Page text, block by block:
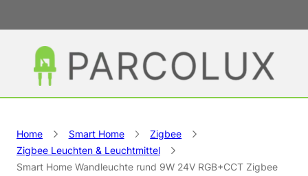
Home Smart Home
Zigbee
Zigbee Leuchten & Leuchtmittel
Smart Home Wandleuchte rund 9W 24V RGB+CCT Zigbee